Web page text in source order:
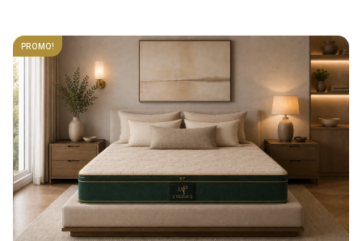
PROMO!